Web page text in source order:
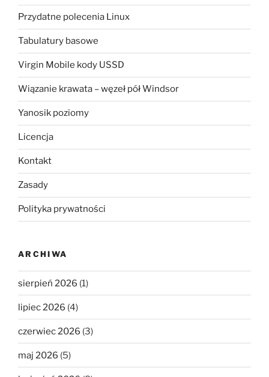
Przydatne polecenia Linux
Tabulatury basowe
Virgin Mobile kody USSD
Wiązanie krawata – węzeł pół Windsor
Yanosik poziomy
Licencja
Kontakt
Zasady
Polityka prywatności
ARCHIWA
sierpień 2026 (1)
lipiec 2026 (4)
czerwiec 2026 (3)
maj 2026 (5)